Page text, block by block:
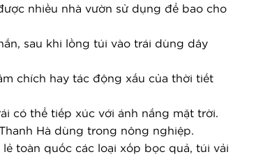
nhiều nhà vườn sử dụng để bao cho
sau khi lồng túi vào trái dùng dây
chích hay tác động xấu của thời tiết
có thể tiếp xúc với ánh nắng mặt trời.
Thanh Hà dùng trong nông nghiệp.
toàn quốc các loại xốp bọc quả, túi vải